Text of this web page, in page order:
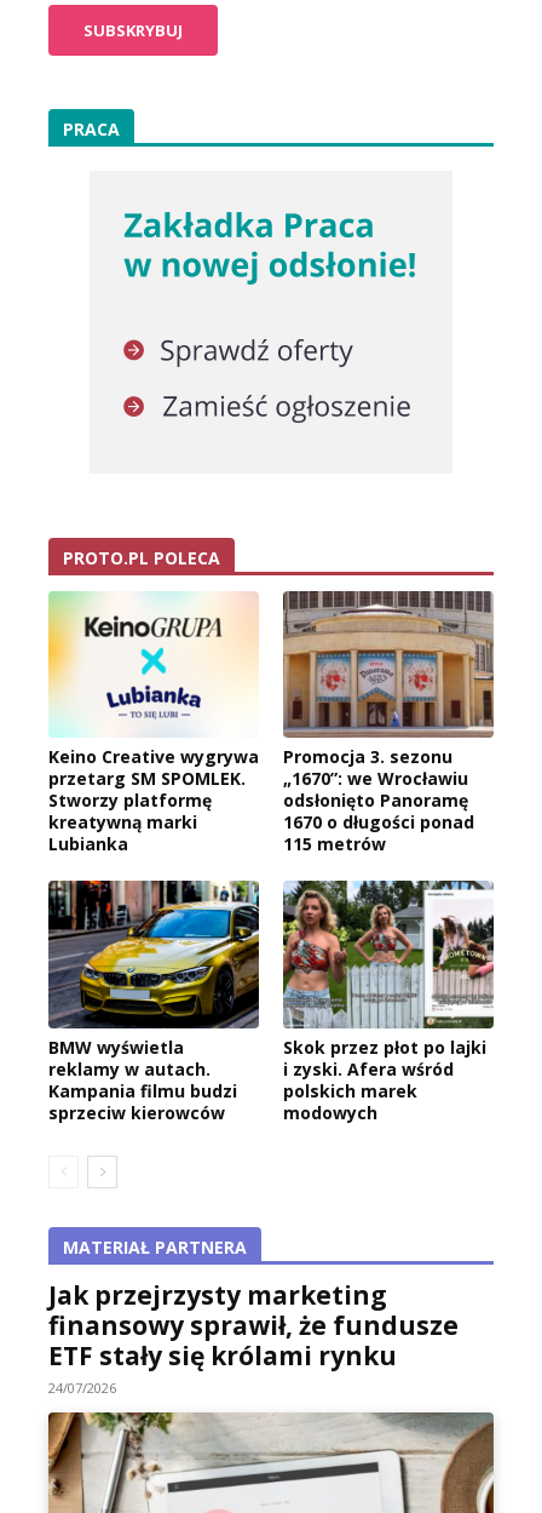
PRACA
PROTO.PL POLECA
Keino Creative wygrywa
przetarg SM SPOMLEK.
Stworzy platformę
kreatywną marki
Lubianka
Promocja 3. sezonu
„1670”: we Wrocławiu
odsłonięto Panoramę
1670 o długości ponad
115 metrów
BMW wyświetla
reklamy w autach.
Kampania filmu budzi
sprzeciw kierowców
Skok przez płot po lajki
i zyski. Afera wśród
polskich marek
modowych
MATERIAŁ PARTNERA
Jak przejrzysty marketing
finansowy sprawił, że fundusze
ETF stały się królami rynku
24/07/2026